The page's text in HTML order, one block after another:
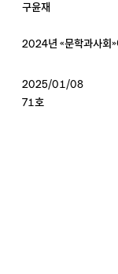
구윤재
2024년 《문학과사회
2025/01/08
71호